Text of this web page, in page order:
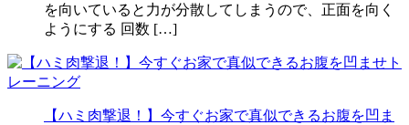
を向いていると力が分散してしまうので、正面を向く
ようにする 回数 […]
【ハミ肉撃退！】今すぐお家で真似できるお腹を凹ま